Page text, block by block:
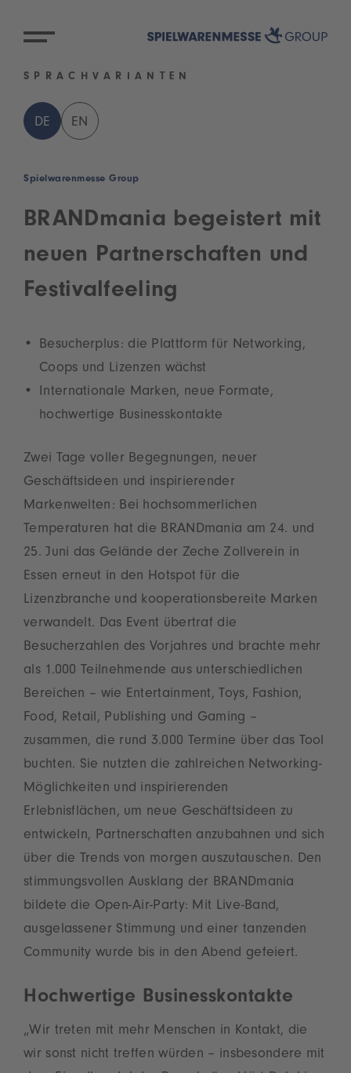
SPRACHVARIANTEN
DE EN
Spielwarenmesse Group
BRANDmania begeistert mit
neuen Partnerschaften und
Festivalfeeling
Besucherplus: die Plattform für Networking,
Coops und Lizenzen wächst
Internationale Marken, neue Formate,
hochwertige Businesskontakte
Zwei Tage voller Begegnungen, neuer
Geschäftsideen und inspirierender
Markenwelten: Bei hochsommerlichen
Temperaturen hat die BRANDmania am 24. und
25. Juni das Gelände der Zeche Zollverein in
Essen erneut in den Hotspot für die
Lizenzbranche und kooperationsbereite Marken
verwandelt. Das Event übertraf die
Besucherzahlen des Vorjahres und brachte mehr
als 1.000 Teilnehmende aus unterschiedlichen
Bereichen – wie Entertainment, Toys, Fashion,
Food, Retail, Publishing und Gaming –
zusammen, die rund 3.000 Termine über das Tool
buchten. Sie nutzten die zahlreichen Networking-
Möglichkeiten und inspirierenden
Erlebnisflächen, um neue Geschäftsideen zu
entwickeln, Partnerschaften anzubahnen und sich
über die Trends von morgen auszutauschen. Den
stimmungsvollen Ausklang der BRANDmania
bildete die Open-Air-Party: Mit Live-Band,
ausgelassener Stimmung und einer tanzenden
Community wurde bis in den Abend gefeiert.
Hochwertige Businesskontakte
„Wir treten mit mehr Menschen in Kontakt, die
wir sonst nicht treffen würden – insbesondere mit